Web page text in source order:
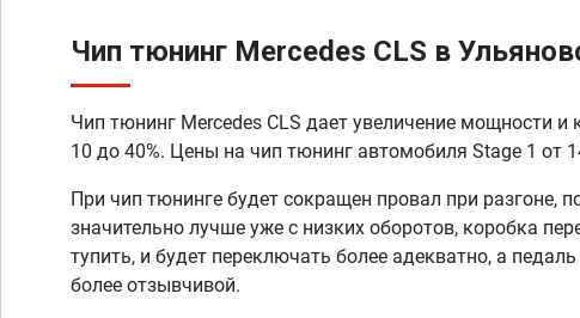
Чип тюнинг Mercedes CLS в
Чип тюнинг Mercedes CLS дает увеличение мощности и
10 до 40%. Цены на чип тюнинг автомобиля Stage 1 от
При чип тюнинге будет сокращен провал при разгоне,
значительно лучше уже с низких оборотов, коробка
тупить, и будет переключать более адекватно, а
более отзывчивой.